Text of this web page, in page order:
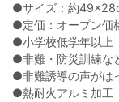
●サイズ：約
●定価：オープン価
●小学校低学年以上
●非難・防災訓練な
●非難誘導の声がは
●熱耐火アルミ加工